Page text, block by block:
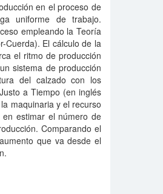
en el proceso de
uniforme de trabajo.
empleando la Teoría
Cuerda). El cálculo de la
el ritmo de producción
sistema de producción
del calzado con los
a Tiempo (en inglés
maquinaria y el recurso
estimar el número de
Comparando el
que va desde el